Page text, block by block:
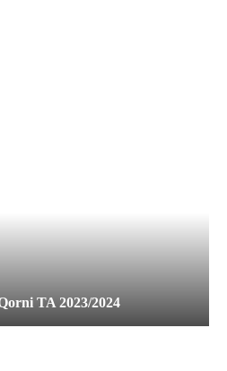
TA 2023/2024